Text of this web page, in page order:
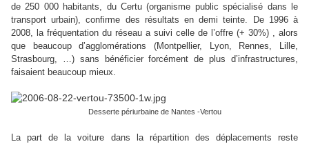
de 250 000 habitants, du Certu (organisme public spécialisé dans le
transport urbain), confirme des résultats en demi teinte. De 1996 à
2008, la fréquentation du réseau a suivi celle de l’offre (+ 30%) , alors
que beaucoup d’agglomérations (Montpellier, Lyon, Rennes, Lille,
Strasbourg, …) sans bénéficier forcément de plus d’infrastructures,
faisaient beaucoup mieux.
Desserte périurbaine de Nantes -Vertou
La part de la voiture dans la répartition des déplacements reste